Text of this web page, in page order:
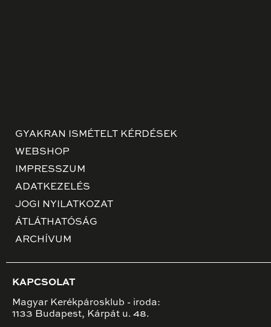
GYAKRAN ISMÉTELT KÉRDÉSEK
WEBSHOP
IMPRESSZUM
ADATKEZELÉS
JOGI NYILATKOZAT
ÁTLÁTHATÓSÁG
ARCHÍVUM
KAPCSOLAT
Magyar Kerékpárosklub - iroda:
1133 Budapest, Kárpát u. 48.